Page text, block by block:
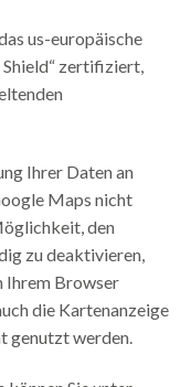
us-europäische
zertifiziert,
Ihrer Daten an
Maps nicht
den
zu deaktivieren,
Ihrem Browser
die Kartenanzeige
genutzt werden.